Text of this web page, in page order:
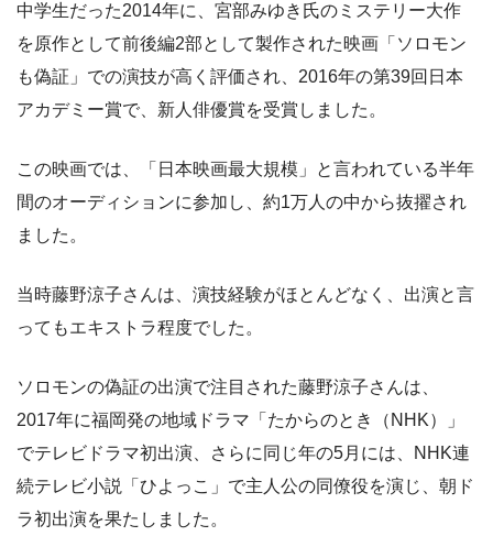
中学生だった2014年に、宮部みゆき氏のミステリー大作
を原作として前後編2部として製作された映画「ソロモン
も偽証」での演技が高く評価され、2016年の第39回日本
アカデミー賞で、新人俳優賞を受賞しました。
この映画では、「日本映画最大規模」と言われている半年
間のオーディションに参加し、約1万人の中から抜擢され
ました。
当時藤野涼子さんは、演技経験がほとんどなく、出演と言
ってもエキストラ程度でした。
ソロモンの偽証の出演で注目された藤野涼子さんは、
2017年に福岡発の地域ドラマ「たからのとき（NHK）」
でテレビドラマ初出演、さらに同じ年の5月には、NHK連
続テレビ小説「ひよっこ」で主人公の同僚役を演じ、朝ド
ラ初出演を果たしました。